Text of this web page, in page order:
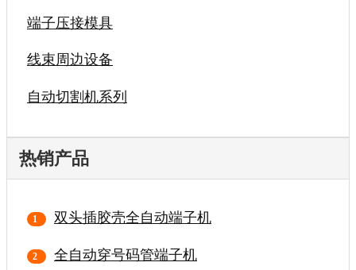
端子压接模具
线束周边设备
自动切割机系列
热销产品
双头插胶壳全自动端子机
全自动穿号码管端子机